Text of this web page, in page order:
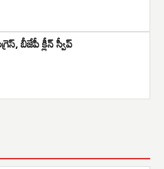
బీజేపీ క్లీన్ స్వీప్